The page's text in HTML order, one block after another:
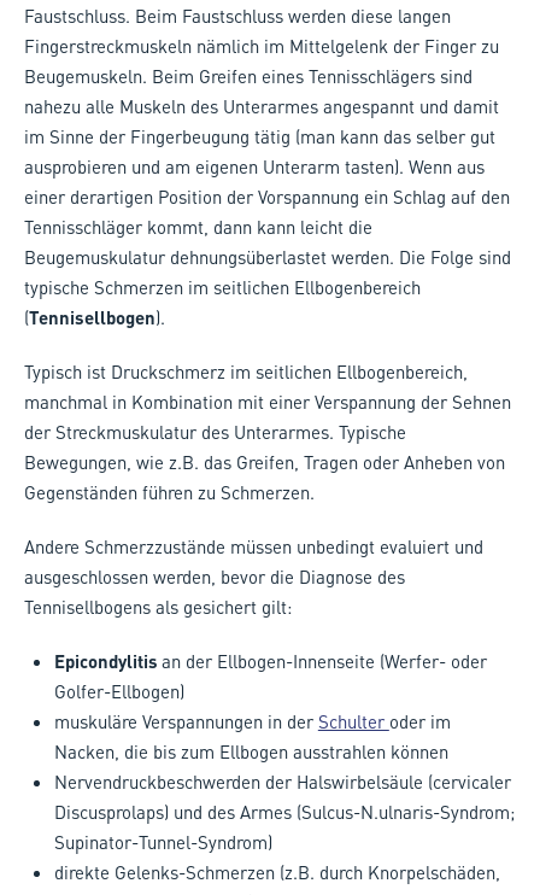
Faustschluss. Beim Faustschluss werden diese langen
Fingerstreckmuskeln nämlich im Mittelgelenk der Finger zu
Beugemuskeln. Beim Greifen eines Tennisschlägers sind
nahezu alle Muskeln des Unterarmes angespannt und damit
im Sinne der Fingerbeugung tätig (man kann das selber gut
ausprobieren und am eigenen Unterarm tasten). Wenn aus
einer derartigen Position der Vorspannung ein Schlag auf den
Tennisschläger kommt, dann kann leicht die
Beugemuskulatur dehnungsüberlastet werden. Die Folge sind
typische Schmerzen im seitlichen Ellbogenbereich
(Tennisellbogen).
Typisch ist Druckschmerz im seitlichen Ellbogenbereich,
manchmal in Kombination mit einer Verspannung der Sehnen
der Streckmuskulatur des Unterarmes. Typische
Bewegungen, wie z.B. das Greifen, Tragen oder Anheben von
Gegenständen führen zu Schmerzen.
Andere Schmerzzustände müssen unbedingt evaluiert und
ausgeschlossen werden, bevor die Diagnose des
Tennisellbogens als gesichert gilt:
Epicondylitis an der Ellbogen-Innenseite (Werfer- oder
Golfer-Ellbogen)
muskuläre Verspannungen in der Schulter oder im
Nacken, die bis zum Ellbogen ausstrahlen können
Nervendruckbeschwerden der Halswirbelsäule (cervicaler
Discusprolaps) und des Armes (Sulcus-N.ulnaris-Syndrom;
Supinator-Tunnel-Syndrom)
direkte Gelenks-Schmerzen (z.B. durch Knorpelschäden,